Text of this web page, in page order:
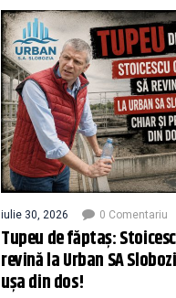
iulie 30, 2026 0 Comentariu
Tupeu de făptaș:
revină la Urban SA
ușa din dos!